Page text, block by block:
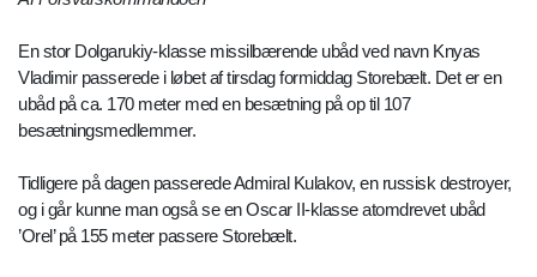
En stor Dolgarukiy-klasse missilbærende ubåd ved navn Knyas
Vladimir passerede i løbet af tirsdag formiddag Storebælt. Det er en
ubåd på ca. 170 meter med en besætning på op til 107
besætningsmedlemmer.
Tidligere på dagen passerede Admiral Kulakov, en russisk destroyer,
og i går kunne man også se en Oscar II-klasse atomdrevet ubåd
’Orel’ på 155 meter passere Storebælt.